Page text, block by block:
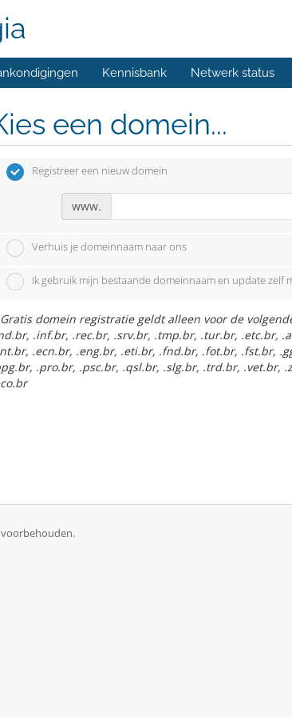
Kennisbank Netwerk status
een domein...
Registreer een nieuw domein
www.
Verhuis je domeinnaam naar ons
Ik gebruik mijn bestaande domeinnaam en update zelf
Gratis domein registratie geldt alleen voor de
.inf.br, .rec.br, .srv.br, .tmp.br, .tur.br, .etc.br,
.ecn.br, .eng.br, .eti.br, .fnd.br, .fot.br, .fst.br,
.pro.br, .psc.br, .qsl.br, .slg.br, .trd.br, .vet.br,